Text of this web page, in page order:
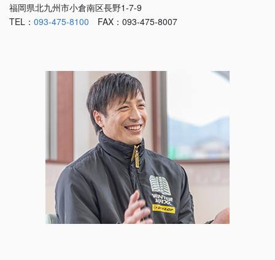
福岡県北九州市小倉南区長野1-7-9
TEL： 093-475-8100 FAX：093-475-8007